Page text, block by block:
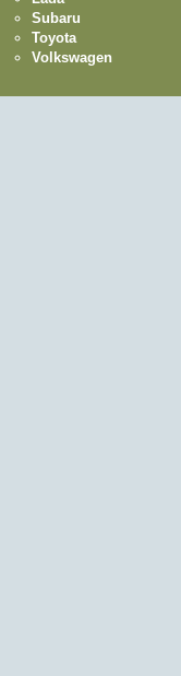
Subaru
Toyota
Volkswagen